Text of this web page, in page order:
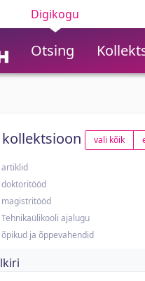
Digikogu
Otsing
kollektsioon vali kõik
artiklid
doktoritööd
magistritööd
Tehnikaülikooli ajalugu
õpikud ja õppevahendid